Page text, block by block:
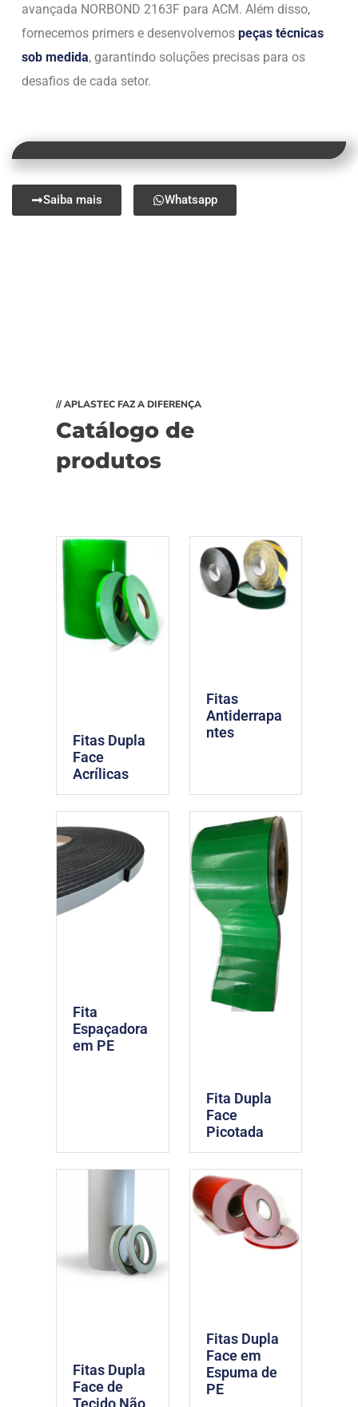
avançada NORBOND 2163F para ACM. Além disso,
fornecemos primers e desenvolvemos peças técnicas
sob medida, garantindo soluções precisas para os
desafios de cada setor.
Saiba mais Whatsapp
// APLASTEC FAZ A DIFERENÇA
Catálogo de
produtos
Fitas Dupla
Face
Acrílicas
Fitas
Antiderrapa
ntes
Fita
Espaçadora
em PE
Fita Dupla
Face
Picotada
Fitas Dupla
Face de
Tecido Não
Fitas Dupla
Face em
Espuma de
PE